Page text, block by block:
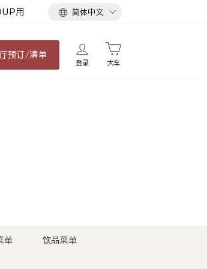
用
语
简体中文
预订/清单
登录 大车
单 饮品菜单